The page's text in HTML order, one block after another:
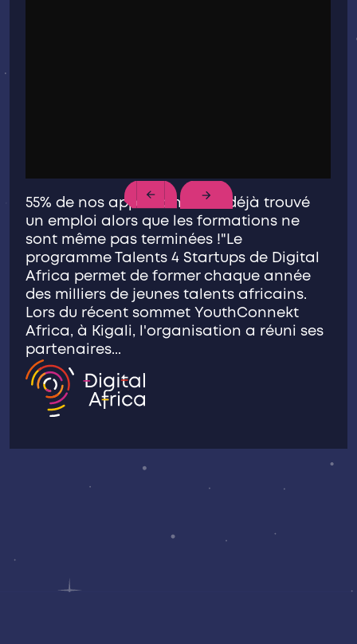
55% de nos apprenants ont déjà trouvé
un emploi alors que les formations ne
sont même pas terminées !"Le
programme Talents 4 Startups de Digital
Africa permet de former chaque année
des milliers de jeunes talents africains.
Lors du récent sommet YouthConnekt
Africa, à Kigali, l'organisation a réuni ses
partenaires...